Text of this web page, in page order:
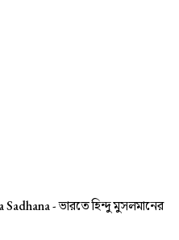
Sadhana -ভারতে হিন্দু মুসলমানের